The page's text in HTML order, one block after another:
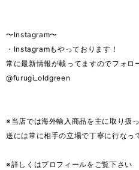
〜Instagram〜
・Instagramもやっております！
常に最新情報が載ってますのでフォロ
@furugi_oldgreen
※当店では海外輸入商品を主に取り扱
送には常に相手の立場で丁寧に行なっ
※詳しくはプロフィールをご覧下さい